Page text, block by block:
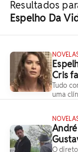
Resultados
Espelho Da
Cris
Tudo
uma
O